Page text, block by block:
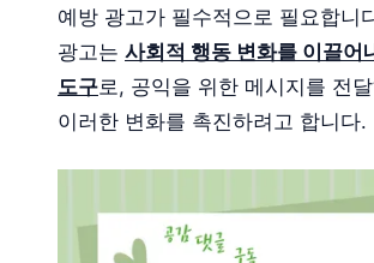
예방 광고가 필수적으로 필요합니
광고는 사회적 행동 변화를 이끌어
도구로, 공익을 위한 메시지를 전
이러한 변화를 촉진하려고 합니다.